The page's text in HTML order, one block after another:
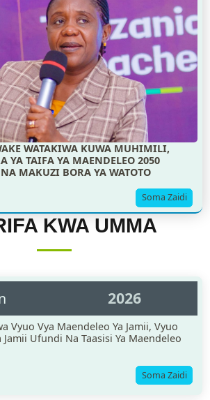
WATAKIWA KUWA MUHIMILI,
YA TAIFA YA MAENDELEO 2050
MAKUZI BORA YA WATOTO
Soma Zaidi
KWA UMMA
2026
Vyuo Vya Maendeleo Ya Jamii, Vyuo
Jamii Ufundi Na Taasisi Ya Maendeleo
Soma Zaidi